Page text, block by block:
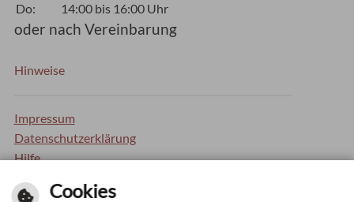
Do:
14:00 bis 16:00 Uhr
oder nach Vereinbarung
Hinweise
Impressum
Datenschutzerklärung
Hilfe
Barrierefreiheit
Cookies